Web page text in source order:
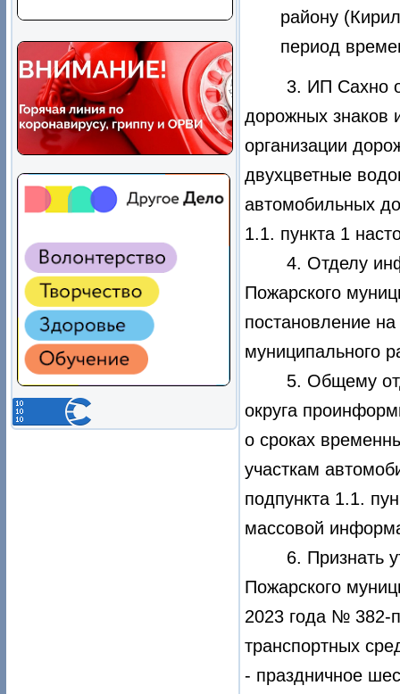
району
период
3. ИП Сахно
дорожных знаков
организации
двухцветные
автомобильных
1.1. пункта 1
4. Отделу
Пожарского
постановление
муниципального
5. Общему
округа
о сроках
участкам
подпункта 1.1.
массовой
6. Признать
Пожарского
2023 года № 382-
транспортных
- праздничное